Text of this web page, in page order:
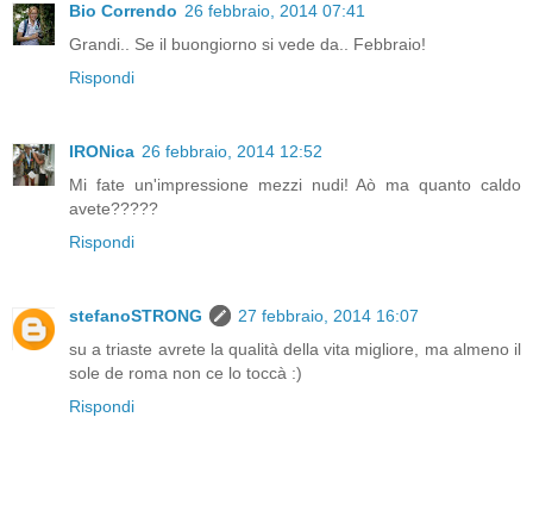
Bio Correndo 26 febbraio, 2014 07:41
Grandi.. Se il buongiorno si vede da.. Febbraio!
Rispondi
IRONica 26 febbraio, 2014 12:52
Mi fate un'impressione mezzi nudi! Aò ma quanto caldo
avete?????
Rispondi
stefanoSTRONG
27 febbraio, 2014 16:07
su a triaste avrete la qualità della vita migliore, ma almeno il
sole de roma non ce lo toccà :)
Rispondi